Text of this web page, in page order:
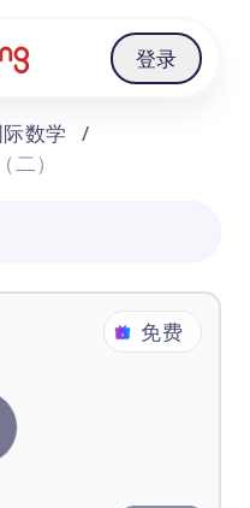
登录
数学
/
）
免费